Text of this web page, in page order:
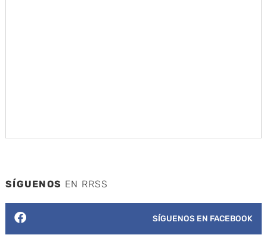
SÍGUENOS EN RRSS
SÍGUENOS EN FACEBOOK